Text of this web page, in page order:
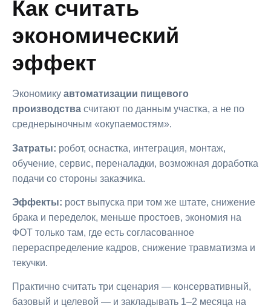
Как считать
экономический
эффект
Экономику автоматизации пищевого
производства считают по данным участка, а не по
среднерыночным «окупаемостям».
Затраты: робот, оснастка, интеграция, монтаж,
обучение, сервис, переналадки, возможная доработка
подачи со стороны заказчика.
Эффекты: рост выпуска при том же штате, снижение
брака и переделок, меньше простоев, экономия на
ФОТ только там, где есть согласованное
перераспределение кадров, снижение травматизма и
текучки.
Практично считать три сценария — консервативный,
базовый и целевой — и закладывать 1–2 месяца на